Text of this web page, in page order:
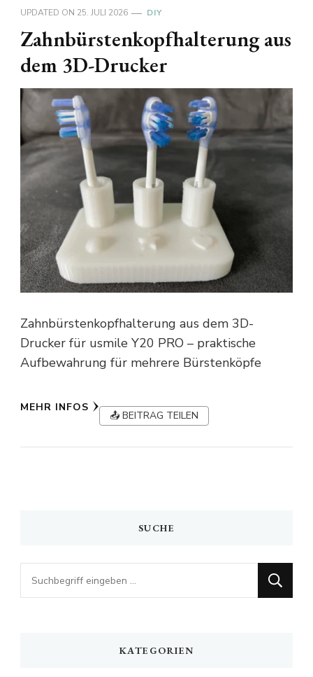
UPDATED ON 25. JULI 2026 DIY
Zahnbürstenkopfhalterung aus
dem 3D-Drucker
Zahnbürstenkopfhalterung aus dem 3D-
Drucker für usmile Y20 PRO – praktische
Aufbewahrung für mehrere Bürstenköpfe
MEHR INFOS
📤 BEITRAG TEILEN
SUCHE
Looking
for
KATEGORIEN